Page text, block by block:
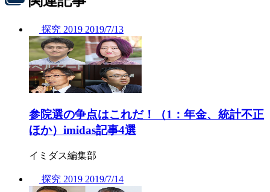
探究 2019 2019/7/13
参院選の争点はこれだ！（1：年金、統計不正
ほか）imidas記事4選
イミダス編集部
探究 2019 2019/7/14